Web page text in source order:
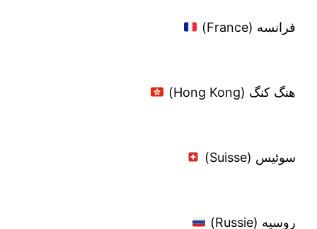
فرانسه (France)
هنگ کنگ (Hong Kong)
سوئیس (Suisse)
روسیه (Russie)